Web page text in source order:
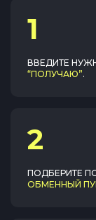
1
ВВЕДИТЕ
“ПОЛУЧАЮ”.
2
ПОДБЕРИТЕ
ОБМЕННЫЙ